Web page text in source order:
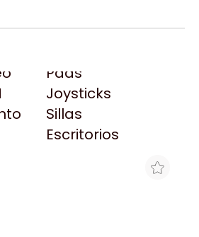
Pads
Joysticks
Sillas
Escritorios
CORE I7-14700 2.1GHZ